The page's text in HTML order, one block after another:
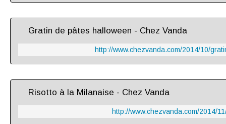
Gratin de pâtes halloween - Chez Vanda
http://www.chezvanda.com/2014/10/
Risotto à la Milanaise - Chez Vanda
http://www.chezvanda.com/2014/